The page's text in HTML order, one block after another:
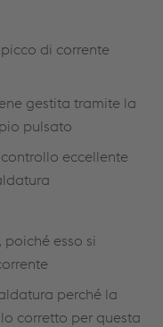
di corrente
gestita tramite la
pulsato
eccellente
esso si
perché la
corretto per questa